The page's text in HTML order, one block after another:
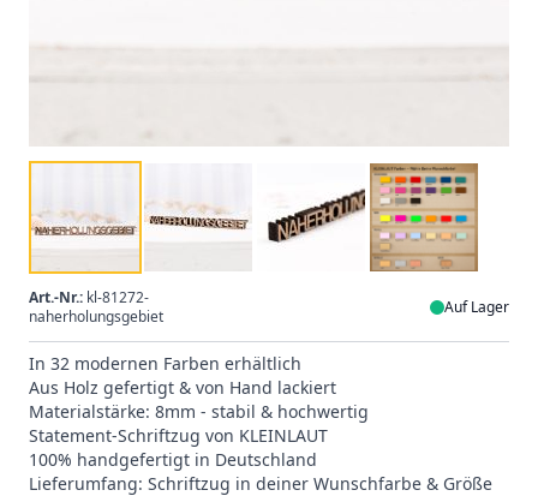
Art.-Nr.: kl-81272-
naherholungsgebiet
Auf Lager
In 32 modernen Farben erhältlich
Aus Holz gefertigt & von Hand lackiert
Materialstärke: 8mm - stabil & hochwertig
Statement-Schriftzug von KLEINLAUT
100% handgefertigt in Deutschland
Lieferumfang: Schriftzug in deiner Wunschfarbe & Größe